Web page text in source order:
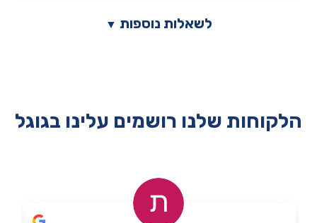
▼ לשאלות נוספות
הלקוחות שלנו רושמים עלינו בגוגל